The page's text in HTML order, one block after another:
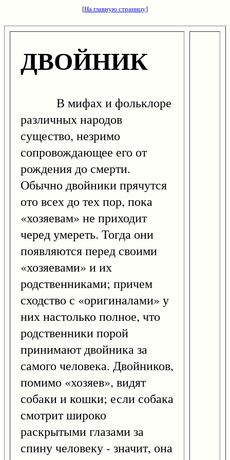
[На главную страницу]
ДВОЙНИК
В мифах и фольклоре
различных народов
существо, незримо
сопровождающее его от
рождения до смерти.
Обычно двойники прячутся
ото всех до тех пор, пока
«хозяевам» не приходит
черед умереть. Тогда они
появляются перед своими
«хозяевами» и их
родственниками; причем
сходство с «оригиналами» у
них настолько полное, что
родственники порой
принимают двойника за
самого человека. Двойников,
помимо «хозяев», видят
собаки и кошки; если собака
смотрит широко
раскрытыми глазами за
спину человеку - значит, она